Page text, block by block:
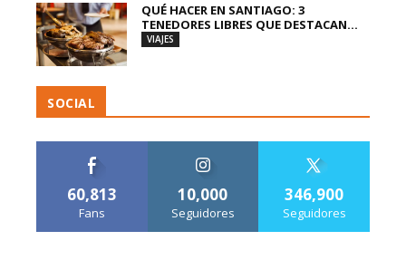
QUÉ HACER EN SANTIAGO: 3
TENEDORES LIBRES QUE DESTACAN...
VIAJES
SOCIAL
60,813
Fans
10,000
Seguidores
346,900
Seguidores